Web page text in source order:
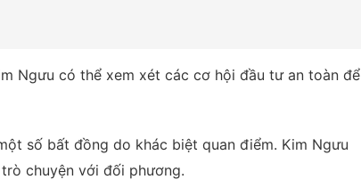
Ngưu có thể xem xét các cơ hội đầu tư an toàn để
số bất đồng do khác biệt quan điểm. Kim Ngưu
chuyện với đối phương.